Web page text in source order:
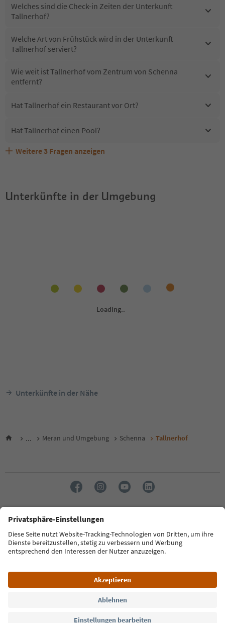
Welches sind die Check-in Zeiten der Unterkunft
Tallnerhof?
Welche Art von Frühstück wird in der Unterkunft
Tallnerhof serviert?
Wie weit ist Tallnerhof vom Zentrum von Schenna
entfernt?
Hat Tallnerhof ein Restaurant vor Ort?
Hat Tallnerhof einen Pool?
Sind Haustiere in der Unterkunft Tallnerhof erlaubt?
Welche Services bietet Tallnerhof?
Erhalten die Gäste von Tallnerhof einen Südtirol
Weitere 3 Fragen anzeigen
Unterkünfte in der Umgebung
Unterkünfte in der Nähe
... Meran und Umgebung Schenna Tallnerhof
Sprache: Deutsch
FAQ Kontakt Presse MICE Datenschutzerklärung
Zugänglichkeitserklärung